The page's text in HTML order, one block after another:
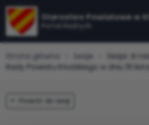
Starostwo Powiatowe w
Strona główna Sesje
Sesja: XI
Rady Powiatu Kłodzkiego w dniu 18
Powrót do sesji